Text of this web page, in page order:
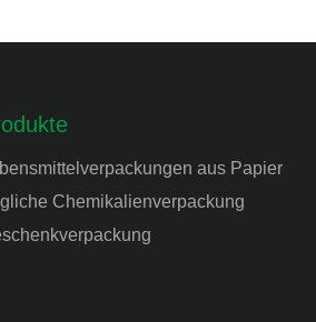
aus Papier
Chemikalienverpackung